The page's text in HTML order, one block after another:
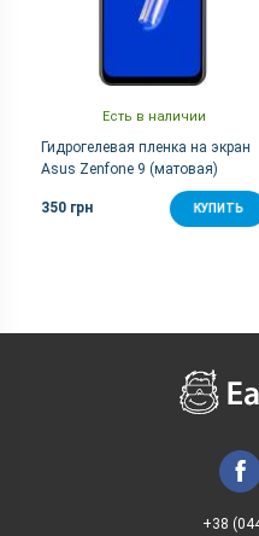
Есть в наличии
Гидрогелевая пленка на экран
Asus Zenfone 9 (матовая)
350 грн КУПИТЬ
+38